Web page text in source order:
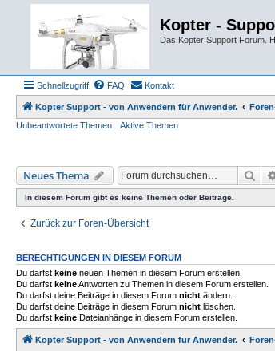
Kopter -
Das Kopter Support Forum.
Schnellzugriff FAQ Kontakt
Kopter Support - von Anwendern für Anwender.
Unbeantwortete Themen
Aktive Themen
Neues Thema
In diesem Forum gibt es keine Themen oder Beiträge.
Zurück zur Foren-Übersicht
BERECHTIGUNGEN IN DIESEM FORUM
Du darfst keine neuen Themen in diesem Forum erstellen.
Du darfst keineAntworten zu Themen in diesem Forum erstellen.
Du darfst deine Beiträge in diesem Forum nicht ändern.
Du darfst deine Beiträge in diesem Forum nicht löschen.
Du darfst keine Dateianhänge in diesem Forum erstellen.
Kopter Support - von Anwendern für Anwender.